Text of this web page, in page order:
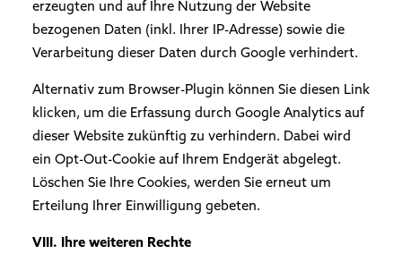
erzeugten und auf Ihre Nutzung der Website
bezogenen Daten (inkl. Ihrer IP-Adresse) sowie die
Verarbeitung dieser Daten durch Google verhindert.
Alternativ zum Browser-Plugin können Sie diesen Link
klicken, um die Erfassung durch Google Analytics auf
dieser Website zukünftig zu verhindern. Dabei wird
ein Opt-Out-Cookie auf Ihrem Endgerät abgelegt.
Löschen Sie Ihre Cookies, werden Sie erneut um
Erteilung Ihrer Einwilligung gebeten.
VIII. Ihre weiteren Rechte